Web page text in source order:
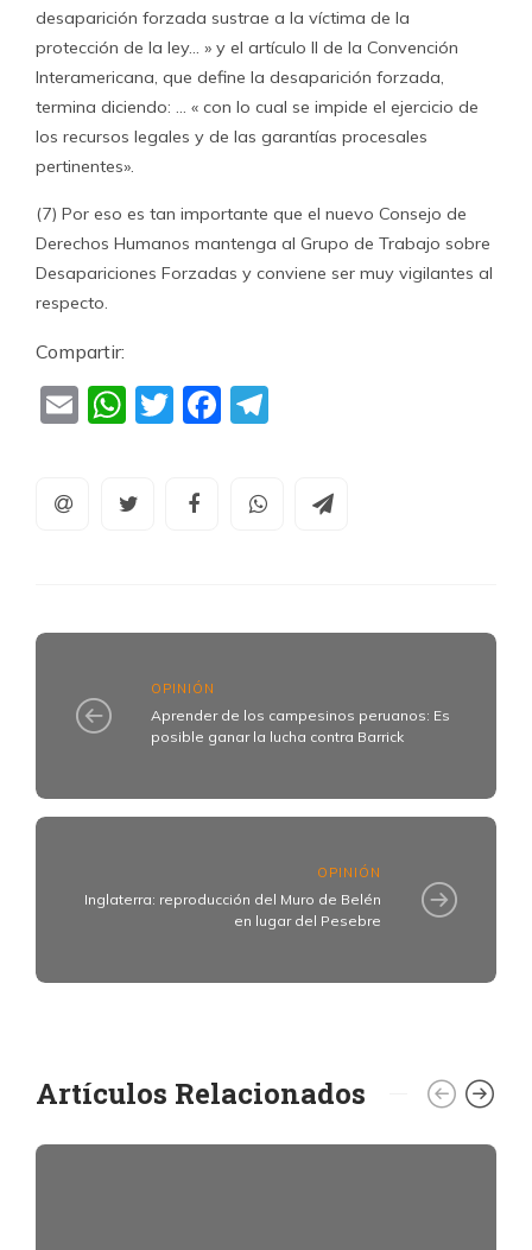
desaparición forzada sustrae a la víctima de la
protección de la ley… » y el artículo II de la Convención
Interamericana, que define la desaparición forzada,
termina diciendo: … « con lo cual se impide el ejercicio de
los recursos legales y de las garantías procesales
pertinentes».
(7) Por eso es tan importante que el nuevo Consejo de
Derechos Humanos mantenga al Grupo de Trabajo sobre
Desapariciones Forzadas y conviene ser muy vigilantes al
respecto.
Compartir:
EmailWhatsApp
TwitterFacebook
OPINIÓN
Aprender de los campesinos peruanos: Es
posible ganar la lucha contra Barrick
OPINIÓN
Inglaterra: reproducción del Muro de Belén
en lugar del Pesebre
Artículos Relacionados